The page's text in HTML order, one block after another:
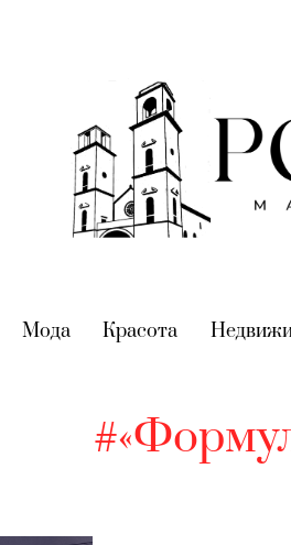
(current)
Мода(current)
Красота (current)